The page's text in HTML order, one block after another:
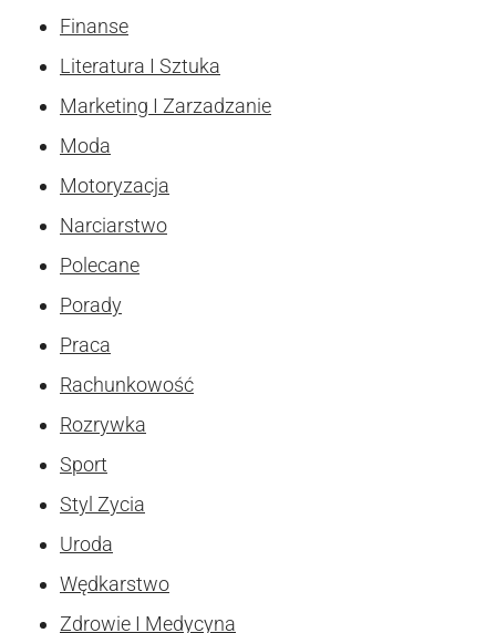
Finanse
Literatura I Sztuka
Marketing I Zarzadzanie
Moda
Motoryzacja
Narciarstwo
Polecane
Porady
Praca
Rachunkowość
Rozrywka
Sport
Styl Zycia
Uroda
Wędkarstwo
Zdrowie I Medycyna